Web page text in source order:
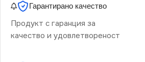
Гарантирано качество
Продукт с гаранция за
качество и удовлетвореност